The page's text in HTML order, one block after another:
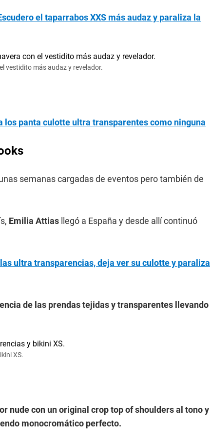
el taparrabos XXS más audaz y paraliza la
vestidito más audaz y revelador.
los panta culotte ultra transparentes como ninguna
semanas cargadas de eventos pero también de
Emilia Attias llegó a España y desde allí continuó
ultra transparencias, deja ver su culotte y paraliza
de las prendas tejidas y transparentes llevando
XS.
nude con un original crop top of shoulders al tono y
monocromático perfecto.